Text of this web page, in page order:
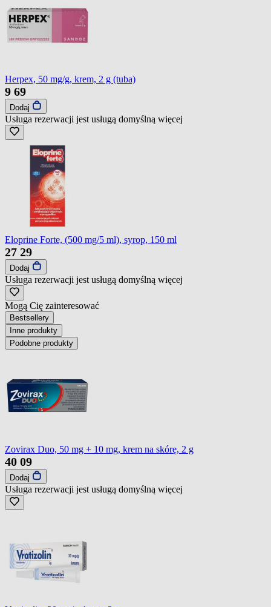
Herpex, 50 mg/g, krem, 2 g (tuba)
9 69
Dodaj
Usługa rezerwacji jest usługą domyślną więcej
Eloprine Forte, (500 mg/5 ml), syrop, 150 ml
27 29
Dodaj
Usługa rezerwacji jest usługą domyślną więcej
Mogą Cię zainteresować
Bestsellery
Inne produkty
Podobne produkty
Zovirax Duo, 50 mg + 10 mg, krem na skórę, 2 g
40 09
Dodaj
Usługa rezerwacji jest usługą domyślną więcej